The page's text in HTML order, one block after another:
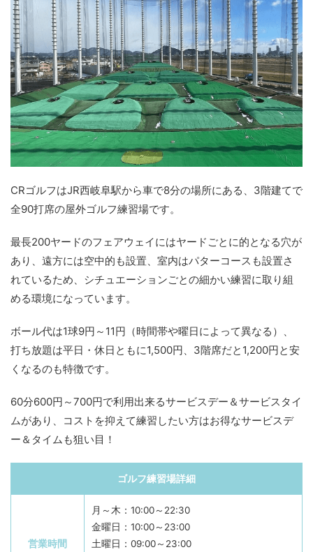
CRゴルフはJR西岐阜駅から車で8分の場所にある、3階建てで
全90打席の屋外ゴルフ練習場です。
最長200ヤードのフェアウェイにはヤードごとに的となる穴が
あり、遠方には空中的も設置、室内はパターコースも設置さ
れているため、シチュエーションごとの細かい練習に取り組
める環境になっています。
ボール代は1球9円～11円（時間帯や曜日によって異なる）、
打ち放題は平日・休日ともに1,500円、3階席だと1,200円と安
くなるのも特徴です。
60分600円～700円で利用出来るサービスデー＆サービスタイ
ムがあり、コストを抑えて練習したい方はお得なサービスデ
ー＆タイムも狙い目！
ゴルフ練習場詳細
営業時間
月～木：10:00～22:30
金曜日：10:00～23:00
土曜日：09:00～23:00